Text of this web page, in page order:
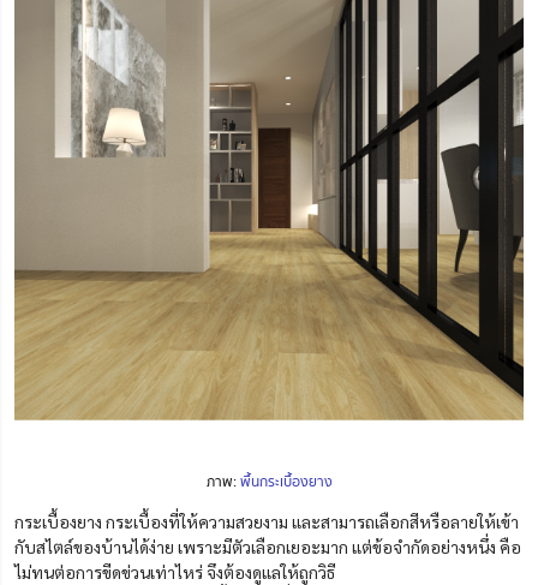
ภาพ:พื้นกระเบื้องยาง
กระเบื้องยาง กระเบื้องที่ให้ความสวยงาม และสามารถเลือกสีหรือลายให้เข้า
กับสไตล์ของบ้านได้ง่าย เพราะมีตัวเลือกเยอะมาก แต่ข้อจำกัดอย่างหนึ่ง คือ
ไม่ทนต่อการขีดข่วนเท่าไหร่ จึงต้องดูแลให้ถูกวิธี